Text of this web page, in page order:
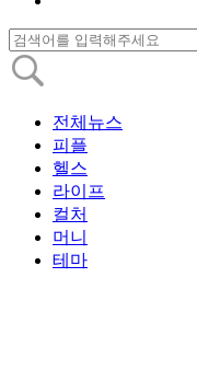
전체뉴스
피플
헬스
라이프
컬처
머니
테마